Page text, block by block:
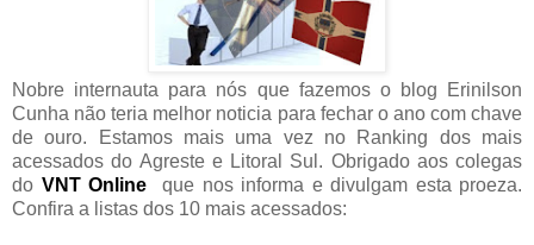
Nobre internauta para nós que fazemos o blog Erinilson
Cunha não teria melhor noticia para fechar o ano com chave
de ouro. Estamos mais uma vez no Ranking dos mais
acessados do Agreste e Litoral Sul. Obrigado aos colegas
do VNT Online
que nos informa e divulgam esta proeza.
Confira a listas dos 10 mais acessados: